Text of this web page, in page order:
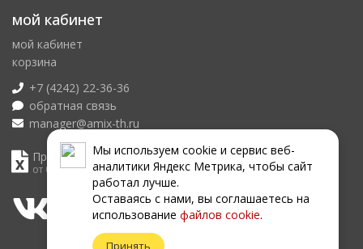
Мы используем сookie и сервис веб-
аналитики Яндекс Метрика, чтобы сайт
работал лучше.
Оставаясь с нами, вы соглашаетесь на
использование файлов сookie.
Принять
мой кабинет
мой кабинет
корзина
+7 (4242) 22-36-36
обратная связь
manager@amix-th.ru
Прайс лист
от 08.08.2026